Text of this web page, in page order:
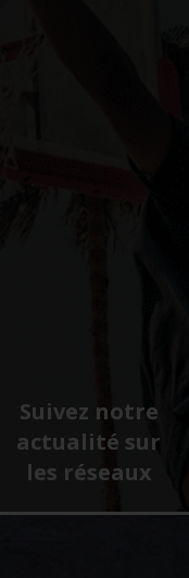
Suivez notre
actualité sur
les réseaux